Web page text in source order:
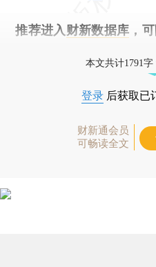
推荐进入 财新数据库 ，
本文共计1791
登录 后获取已
财新通会员
可畅读全文